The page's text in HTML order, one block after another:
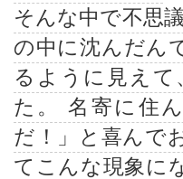
そんな中で不思
の中に沈んだん
るように見え
た。 名寄に住
だ！」と喜んで
てこんな現象に